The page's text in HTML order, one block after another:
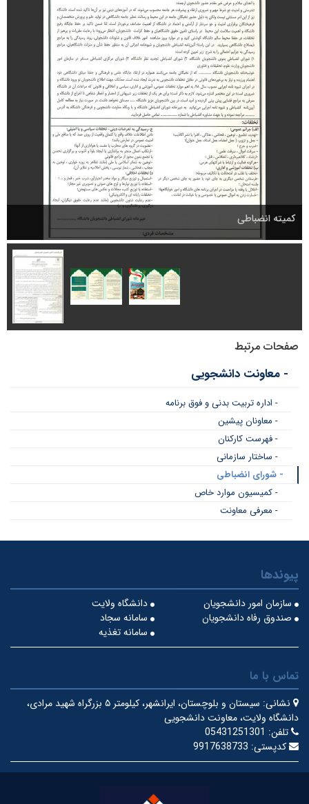
کمیته انضباطی
صفحات مرتبط
- معاونت دانشجویی
- اداره تربیت بدنی و فوق برنامه
- معاونان پیشین
- فهرست کارکنان
- ساختار سازمانی
- شورای انضباطی
- کمیسیون موارد خاص
- معرفی معاونت
پیوندها
دانشگاه ولایت
سازمان امور دانشجویان
سامانه سجاد
صندوق رفاه دانشجویان
سامانه تغذیه
تماس با ما
نشانی:
سیستان و بلوچستان، ایرانشهر، کیلومتر ۵ بزرگراه شهید مرادی،
دانشگاه ولایت، معاونت دانشجویی
تلفن: 05431251301
کدپستی: 9917638733